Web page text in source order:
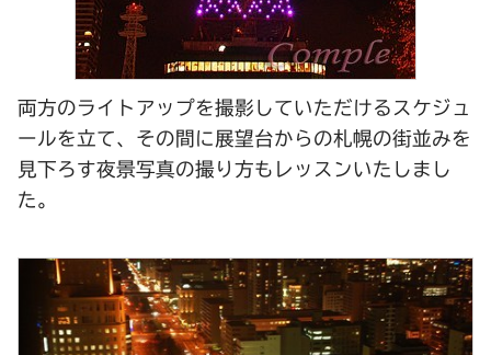
両方のライトアップを撮影していただけるスケジュ
ールを立て、その間に展望台からの札幌の街並みを
見下ろす夜景写真の撮り方もレッスンいたしまし
た。